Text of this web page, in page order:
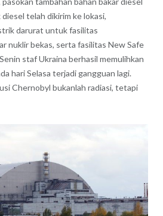
telah dikirim ke lokasi,
darurat untuk fasilitas
nuklir bekas, serta fasilitas New Safe
staf Ukraina berhasil memulihkan
hari Selasa terjadi gangguan lagi.
Chernobyl bukanlah radiasi, tetapi